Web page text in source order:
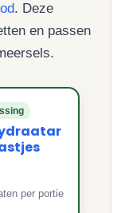
. Deze
en passen
per portie